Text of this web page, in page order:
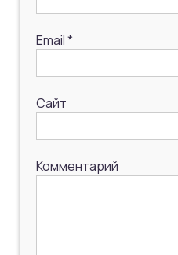
Email*
Сайт
Комментарий